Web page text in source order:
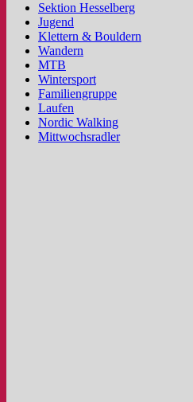
Sektion Hesselberg
Jugend
Klettern & Bouldern
Wandern
MTB
Wintersport
Familiengruppe
Laufen
Nordic Walking
Mittwochsradler